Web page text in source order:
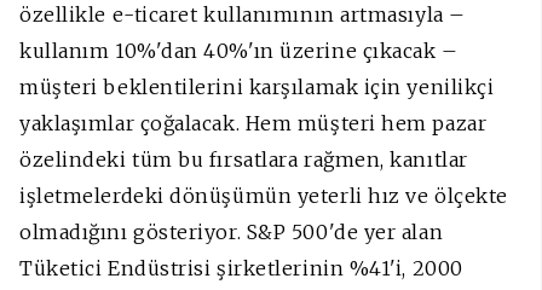
özellikle e-ticaret kullanımının artmasıyla –
kullanım 10%'dan 40%'ın üzerine çıkacak –
müşteri beklentilerini karşılamak için yenilikçi
yaklaşımlar çoğalacak. Hem müşteri hem pazar
özelindeki tüm bu fırsatlara rağmen, kanıtlar
işletmelerdeki dönüşümün yeterli hız ve ölçekte
olmadığını gösteriyor. S&P 500'de yer alan
Tüketici Endüstrisi şirketlerinin %41'i, 2000